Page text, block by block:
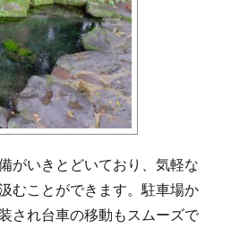
がいきとどいており、気軽な
むことができます。駐車場か
され台車の移動もスムーズで